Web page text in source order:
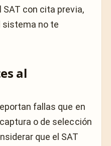
con cita previa,
sistema no te
al
fallas que en
o de selección
que el SAT